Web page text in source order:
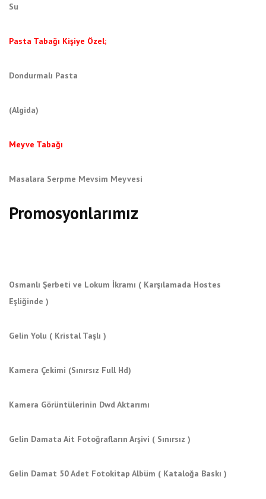
Su
Pasta Tabağı Kişiye Özel;
Dondurmalı Pasta
(Algida)
Meyve Tabağı
Masalara Serpme Mevsim Meyvesi
Promosyonlarımız
Osmanlı Şerbeti ve Lokum İkramı ( Karşılamada Hostes
Eşliğinde )
Gelin Yolu ( Kristal Taşlı )
Kamera Çekimi (Sınırsız Full Hd)
Kamera Görüntülerinin Dwd Aktarımı
Gelin Damata Ait Fotoğrafların Arşivi ( Sınırsız )
Gelin Damat 50 Adet Fotokitap Albüm ( Kataloğa Baskı )